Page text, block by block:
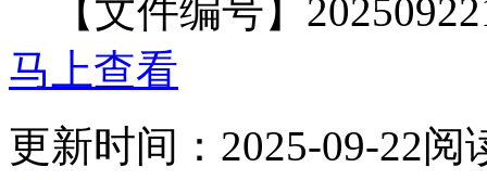
【文件编号】
马上查看
更新时间： 2025-09-22阅